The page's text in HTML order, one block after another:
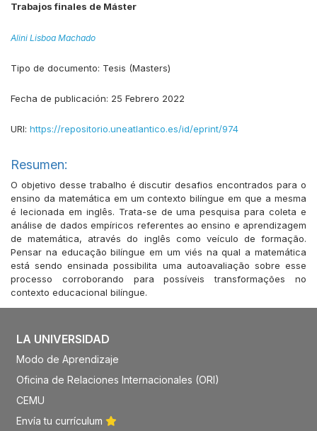
Trabajos finales de Máster
Alini Lisboa Machado
Tipo de documento: Tesis (Masters)
Fecha de publicación: 25 Febrero 2022
URI: https://repositorio.uneatlantico.es/id/eprint/974
Resumen:
O objetivo desse trabalho é discutir desafios encontrados para o
ensino da matemática em um contexto bilíngue em que a mesma
é lecionada em inglês. Trata-se de uma pesquisa para coleta e
análise de dados empíricos referentes ao ensino e aprendizagem
de matemática, através do inglês como veículo de formação.
Pensar na educação bilíngue em um viés na qual a matemática
está sendo ensinada possibilita uma autoavaliação sobre esse
processo corroborando para possíveis transformações no
contexto educacional bilíngue.
LA UNIVERSIDAD
Modo de Aprendizaje
Oficina de Relaciones Internacionales (ORI)
CEMU
Envía tu currículum